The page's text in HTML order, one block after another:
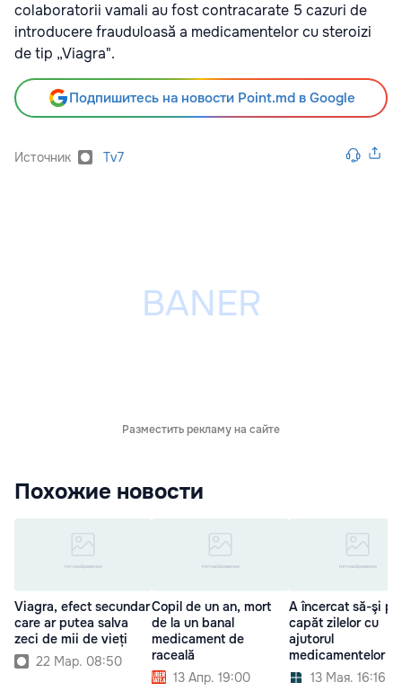
colaboratorii vamali au fost contracarate 5 cazuri de
introducere frauduloasă a medicamentelor cu steroizi
de tip „Viagra".
Подпишитесь на новости Point.md в Google
Источник Tv7
Разместить рекламу на сайте
Похожие новости
Viagra, efect secundar
care ar putea salva
zeci de mii de vieți
22 Мар. 08:50
Copil de un an, mort
de la un banal
medicament de
raceală
13 Апр. 19:00
A încercat să-şi
capăt zilelor cu
ajutorul
medicamentelor
13 Мая. 16:16